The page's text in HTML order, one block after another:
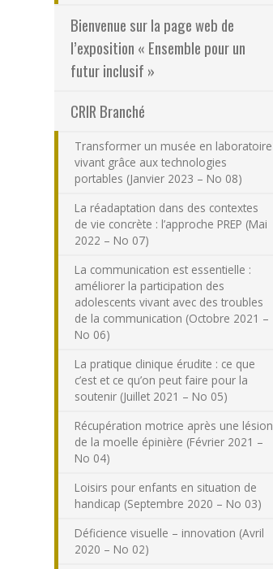
Bienvenue sur la page web de
l’exposition « Ensemble pour un
futur inclusif »
CRIR Branché
Transformer un musée en laboratoire
vivant grâce aux technologies
portables (Janvier 2023 – No 08)
La réadaptation dans des contextes
de vie concrète : l’approche PREP (Mai
2022 – No 07)
La communication est essentielle :
améliorer la participation des
adolescents vivant avec des troubles
de la communication (Octobre 2021 –
No 06)
La pratique clinique érudite : ce que
c’est et ce qu’on peut faire pour la
soutenir (Juillet 2021 – No 05)
Récupération motrice après une lésion
de la moelle épinière (Février 2021 –
No 04)
Loisirs pour enfants en situation de
handicap (Septembre 2020 – No 03)
Déficience visuelle – innovation (Avril
2020 – No 02)